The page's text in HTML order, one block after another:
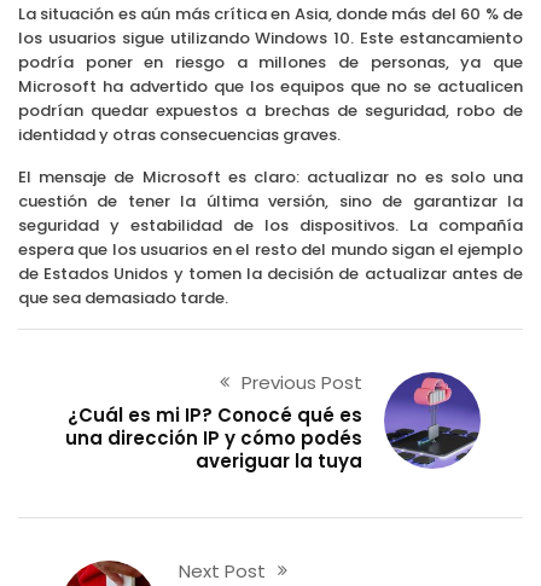
La situación es aún más crítica en Asia, donde más del 60 % de
los usuarios sigue utilizando Windows 10. Este estancamiento
podría poner en riesgo a millones de personas, ya que
Microsoft ha advertido que los equipos que no se actualicen
podrían quedar expuestos a brechas de seguridad, robo de
identidad y otras consecuencias graves.
El mensaje de Microsoft es claro: actualizar no es solo una
cuestión de tener la última versión, sino de garantizar la
seguridad y estabilidad de los dispositivos. La compañía
espera que los usuarios en el resto del mundo sigan el ejemplo
de Estados Unidos y tomen la decisión de actualizar antes de
que sea demasiado tarde.
Previous Post
¿Cuál es mi IP? Conocé qué es
una dirección IP y cómo podés
averiguar la tuya
Next Post